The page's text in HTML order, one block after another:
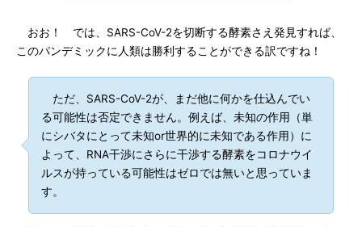
おお！ では、SARS-CoV-2を切断する酵素さえ発見すれば、
このパンデミックに人類は勝利することができる訳ですね！
ただ、SARS-CoV-2が、まだ他に何かを仕込んでい
る可能性は否定できません。例えば、未知の作用（単
にシバタにとって未知or世界的に未知である作用）に
よって、RNA干渉にさらに干渉する酵素をコロナウイ
ルスが持っている可能性はゼロでは無いと思っていま
す。